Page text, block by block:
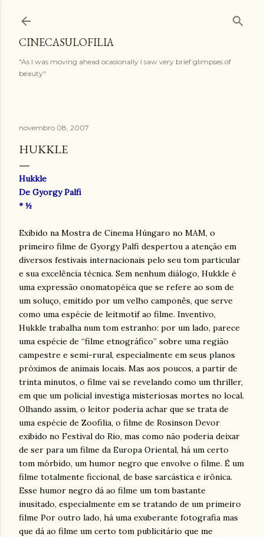
CINECASULOFILIA
"As I was moving ahead ocasionally I saw very brief glimpses of
beauty"
novembro 08, 2007
HUKKLE
Hukkle
De Gyorgy Palfi
* ½
Exibido na Mostra de Cinema Húngaro no MAM, o
primeiro filme de Gyorgy Palfi despertou a atenção em
diversos festivais internacionais pelo seu tom particular
e sua excelência técnica. Sem nenhum diálogo, Hukkle é
uma expressão onomatopéica que se refere ao som de
um soluço, emitido por um velho camponês, que serve
como uma espécie de leitmotif ao filme. Inventivo,
Hukkle trabalha num tom estranho: por um lado, parece
uma espécie de “filme etnográfico” sobre uma região
campestre e semi-rural, especialmente em seus planos
próximos de animais locais. Mas aos poucos, a partir de
trinta minutos, o filme vai se revelando como um thriller,
em que um policial investiga misteriosas mortes no local.
Olhando assim, o leitor poderia achar que se trata de
uma espécie de Zoofilia, o filme de Rosinson Devor
exibido no Festival do Rio, mas como não poderia deixar
de ser para um filme da Europa Oriental, há um certo
tom mórbido, um humor negro que envolve o filme. É um
filme totalmente ficcional, de base sarcástica e irônica.
Esse humor negro dá ao filme um tom bastante
inusitado, especialmente em se tratando de um primeiro
filme Por outro lado, há uma exuberante fotografia mas
que dá ao filme um certo tom publicitário que me